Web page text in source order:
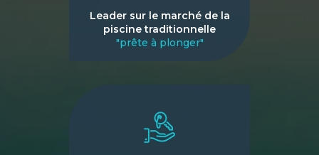
Leader sur le marché de la
piscine traditionnelle
"prête à plonger"